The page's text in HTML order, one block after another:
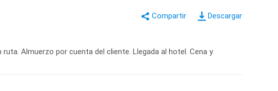
Descargar
Almuerzo por cuenta del cliente. Llegada al hotel. Cena y